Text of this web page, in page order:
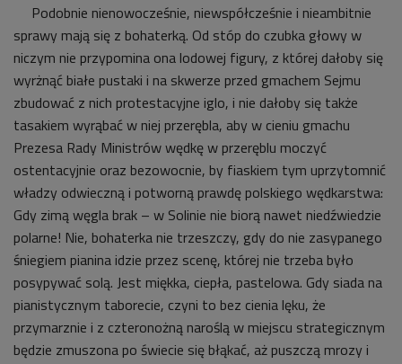
Podobnie nienowocześnie, niewspółcześnie i nieambitnie
sprawy mają się z bohaterką. Od stóp do czubka głowy w
niczym nie przypomina ona lodowej figury, z której dałoby się
wyrżnąć białe pustaki i na skwerze przed gmachem Sejmu
zbudować z nich protestacyjne iglo, i nie dałoby się także
tasakiem wyrąbać w niej przerębla, aby w cieniu gmachu
Prezesa Rady Ministrów wędkę w przeręblu moczyć
ostentacyjnie oraz bezowocnie, by fiaskiem tym uprzytomnić
władzy odwieczną i potworną prawdę polskiego wędkarstwa:
Gdy zimą węgla brak – w Solinie nie biorą nawet niedźwiedzie
polarne! Nie, bohaterka nie trzeszczy, gdy do nie zasypanego
śniegiem pianina idzie przez scenę, której nie trzeba było
posypywać solą. Jest miękka, ciepła, pastelowa. Gdy siada na
pianistycznym taborecie, czyni to bez cienia lęku, że
przymarznie i z czteronożną naroślą w miejscu strategicznym
będzie zmuszona po świecie się błąkać, aż puszczą mrozy i